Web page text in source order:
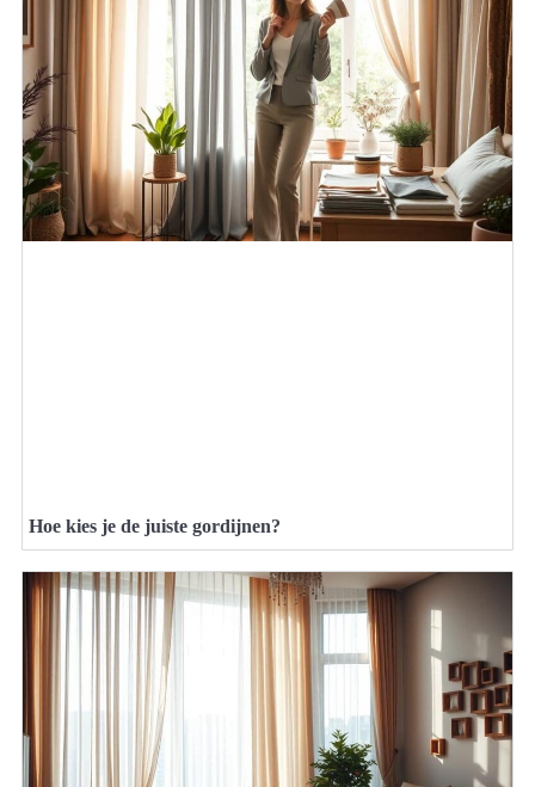
Hoe kies je de juiste gordijnen?